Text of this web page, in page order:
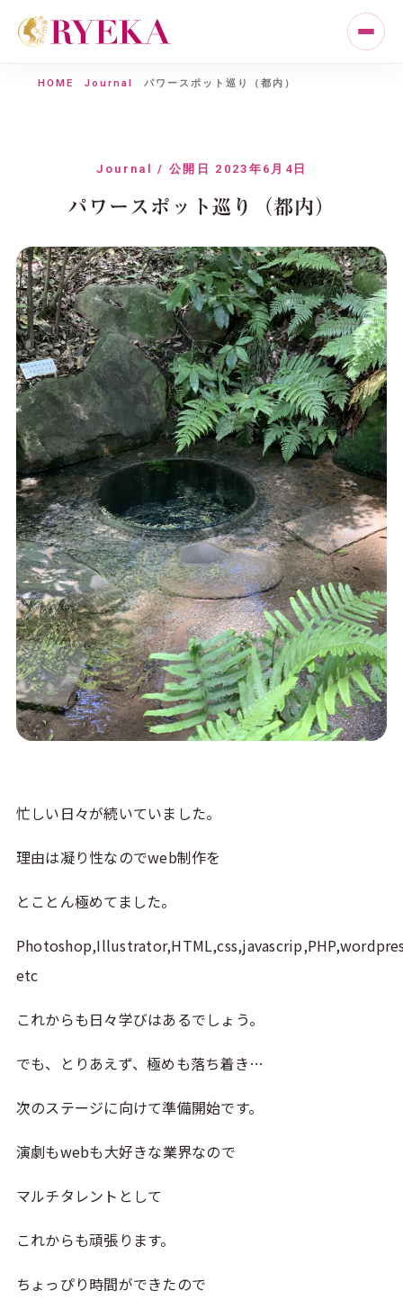
HOME Journal パワースポット巡り（都内）
Journal / 公開日 2023年6月4日
パワースポット巡り（都内）
忙しい日々が続いていました。
理由は凝り性なのでweb制作を
とことん極めてました。
etc
これからも日々学びはあるでしょう。
でも、とりあえず、極めも落ち着き…
次のステージに向けて準備開始です。
演劇もwebも大好きな業界なので
マルチタレントとして
これからも頑張ります。
ちょっぴり時間ができたので